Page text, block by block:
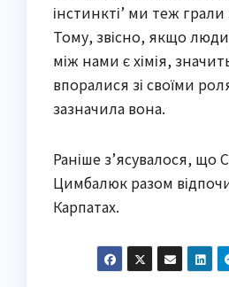
інстинкті’ ми теж
Тому, звісно, якщо
між нами є хімія,
впоралися зі своїми
зазначила вона.
Раніше з’ясувалося, що
Цимбалюк разом
Карпатах.